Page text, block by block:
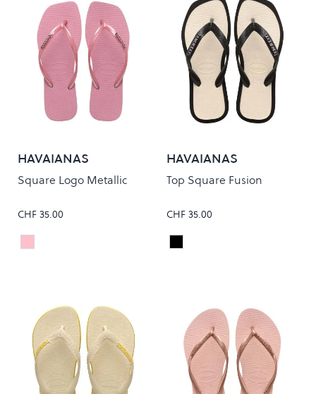
HAVAIANAS
Square Logo Metallic
CHF 35.00
Colour
CHIFFON ROSE
HAVAIANAS
Top Square Fusion
CHF 35.00
Colour
Black